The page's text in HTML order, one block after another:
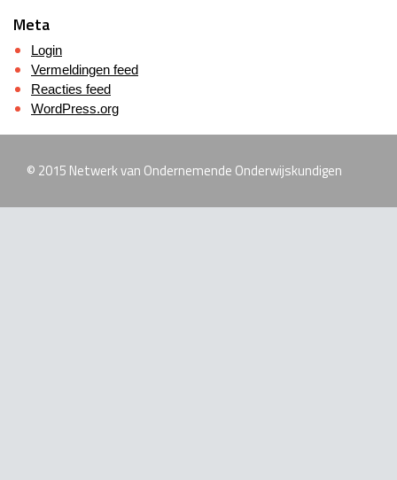
Meta
Login
Vermeldingen feed
Reacties feed
WordPress.org
© 2015 Netwerk van Ondernemende Onderwijskundigen